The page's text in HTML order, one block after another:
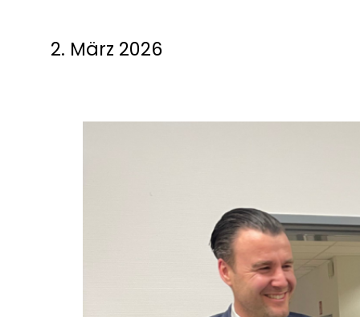
2. März 2026